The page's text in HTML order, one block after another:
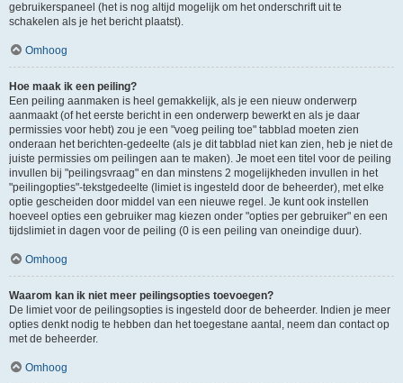
gebruikerspaneel (het is nog altijd mogelijk om het onderschrift uit te
schakelen als je het bericht plaatst).
Omhoog
Hoe maak ik een peiling?
Een peiling aanmaken is heel gemakkelijk, als je een nieuw onderwerp
aanmaakt (of het eerste bericht in een onderwerp bewerkt en als je daar
permissies voor hebt) zou je een "voeg peiling toe" tabblad moeten zien
onderaan het berichten-gedeelte (als je dit tabblad niet kan zien, heb je niet de
juiste permissies om peilingen aan te maken). Je moet een titel voor de peiling
invullen bij "peilingsvraag" en dan minstens 2 mogelijkheden invullen in het
"peilingopties"-tekstgedeelte (limiet is ingesteld door de beheerder), met elke
optie gescheiden door middel van een nieuwe regel. Je kunt ook instellen
hoeveel opties een gebruiker mag kiezen onder "opties per gebruiker" en een
tijdslimiet in dagen voor de peiling (0 is een peiling van oneindige duur).
Omhoog
Waarom kan ik niet meer peilingsopties toevoegen?
De limiet voor de peilingsopties is ingesteld door de beheerder. Indien je meer
opties denkt nodig te hebben dan het toegestane aantal, neem dan contact op
met de beheerder.
Omhoog